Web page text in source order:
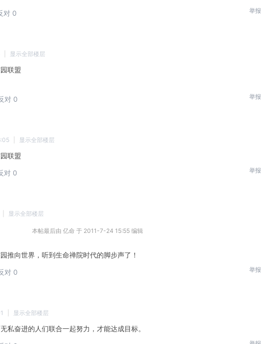
对 0 举报
显示全部楼层
联盟
对 0 举报
显示全部楼层
联盟
对 0 举报
显示全部楼层
本帖最后由 亿命 于 2011-7-24 15:55 编辑
推向世界，听到生命禅院时代的脚步声了！
对 0 举报
显示全部楼层
私奋进的人们联合一起努力，才能达成目标。